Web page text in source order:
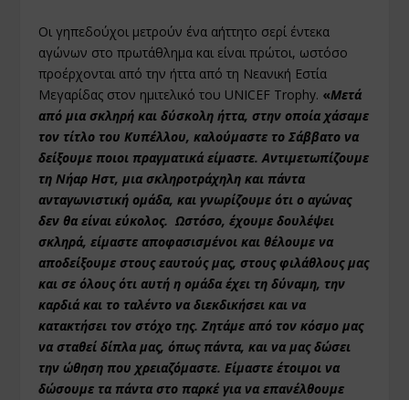
Οι γηπεδούχοι μετρούν ένα αήττητο σερί έντεκα
αγώνων στο πρωτάθλημα και είναι πρώτοι, ωστόσο
προέρχονται από την ήττα από τη Νεανική Εστία
Μεγαρίδας στον ημιτελικό του UNICEF Trophy. «Μετά
από μια σκληρή και δύσκολη ήττα, στην οποία χάσαμε
τον τίτλο του Κυπέλλου, καλούμαστε το Σάββατο να
δείξουμε ποιοι πραγματικά είμαστε. Αντιμετωπίζουμε
τη Νήαρ Ηστ, μια σκληροτράχηλη και πάντα
ανταγωνιστική ομάδα, και γνωρίζουμε ότι ο αγώνας
δεν θα είναι εύκολος. Ωστόσο, έχουμε δουλέψει
σκληρά, είμαστε αποφασισμένοι και θέλουμε να
αποδείξουμε στους εαυτούς μας, στους φιλάθλους μας
και σε όλους ότι αυτή η ομάδα έχει τη δύναμη, την
καρδιά και το ταλέντο να διεκδικήσει και να
κατακτήσει τον στόχο της. Ζητάμε από τον κόσμο μας
να σταθεί δίπλα μας, όπως πάντα, και να μας δώσει
την ώθηση που χρειαζόμαστε. Είμαστε έτοιμοι να
δώσουμε τα πάντα στο παρκέ για να επανέλθουμε